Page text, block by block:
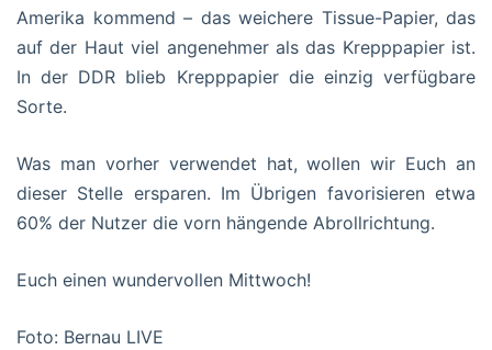
Amerika kommend – das weichere Tissue-Papier, das
auf der Haut viel angenehmer als das Krepppapier ist.
In der DDR blieb Krepppapier die einzig verfügbare
Sorte.
Was man vorher verwendet hat, wollen wir Euch an
dieser Stelle ersparen. Im Übrigen favorisieren etwa
60% der Nutzer die vorn hängende Abrollrichtung.
Euch einen wundervollen Mittwoch!
Foto: Bernau LIVE